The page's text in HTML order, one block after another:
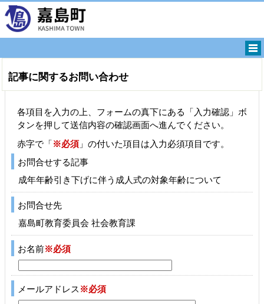
記事に関するお問い合わせ
各項目を入力の上、フォームの真下にある「入力確認」ボ
タンを押して送信内容の確認画面へ進んでください。
赤字で「※必須 」の付いた項目は入力必須項目です。
お問合せする記事
成年年齢引き下げに伴う成人式の対象年齢について
お問合せ先
嘉島町教育委員会 社会教育課
お名前※必須
メールアドレス ※必須